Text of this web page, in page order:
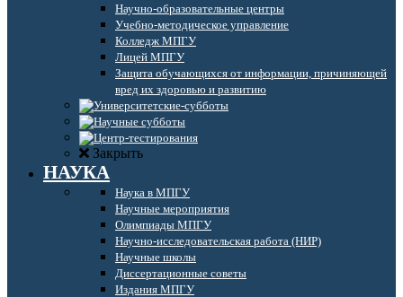
Научно-образовательные центры
Учебно-методическое управление
Колледж МПГУ
Лицей МПГУ
Защита обучающихся от информации, причиняющей
вред их здоровью и развитию
Закрыть
НАУКА
Наука в МПГУ
Научные мероприятия
Олимпиады МПГУ
Научно-исследовательская работа (НИР)
Научные школы
Диссертационные советы
Издания МПГУ